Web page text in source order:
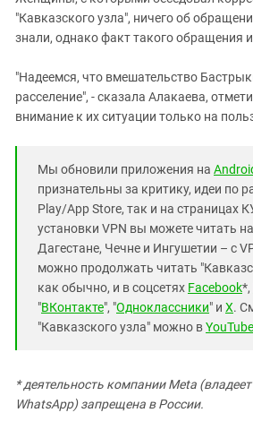
"Кавказского узла", ничего об
знали, однако факт такого обращения
"Надеемся, что вмешательство
расселение", - сказала Алакаева,
внимание к их ситуации только на
Мы обновили приложения на
признательны за критику, идеи по
Play/App Store, так и на страницах
установки VPN вы можете читать
Дагестане, Чечне и Ингушетии – с
можно продолжать читать
как обычно, и в соцсетях Facebook*,
"ВКонтакте", "Одноклассники" и X.
"Кавказского узла" можно вYouTube
* деятельность компании Meta
WhatsApp) запрещена в России.